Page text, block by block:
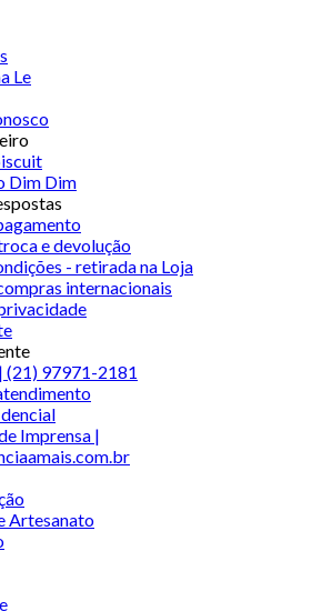
Le
Dim Dim
e devolução
- retirada na Loja
internacionais
(21) 97971-2181
Imprensa |
Artesanato